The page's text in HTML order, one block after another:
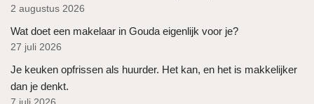
2 augustus 2026
Wat doet een makelaar in Gouda eigenlijk voor je?
27 juli 2026
Je keuken opfrissen als huurder. Het kan, en het is makkelijker
dan je denkt.